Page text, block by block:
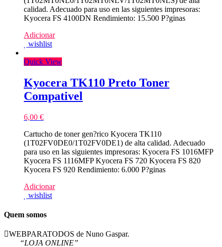
calidad. Adecuado para uso en las siguientes impresoras:
Kyocera FS 4100DN Rendimiento: 15.500 P?ginas
Adicionar
wishlist
Quick View
Kyocera TK110 Preto Toner
Compativel
6,00 €
Cartucho de toner gen?rico Kyocera TK110
(1T02FV0DE0/1T02FV0DE1) de alta calidad. Adecuado
para uso en las siguientes impresoras: Kyocera FS 1016MFP
Kyocera FS 1116MFP Kyocera FS 720 Kyocera FS 820
Kyocera FS 920 Rendimiento: 6.000 P?ginas
Adicionar
wishlist
Quem somos
WEBPARATODOS de Nuno Gaspar.
“LOJA ONLINE”